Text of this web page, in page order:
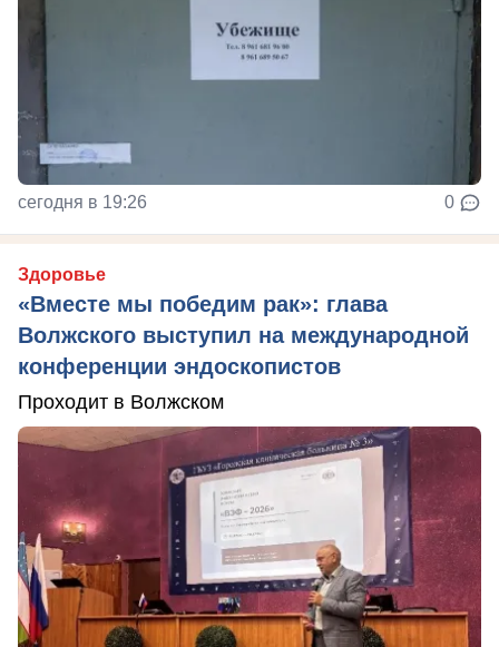
сегодня в 19:26 0
Здоровье
«Вместе мы победим рак»: глава
Волжского выступил на международной
конференции эндоскопистов
Проходит в Волжском